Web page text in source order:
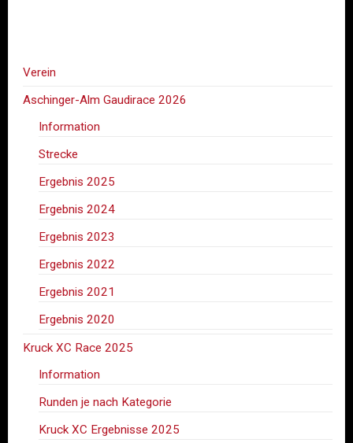
Verein
Aschinger-Alm Gaudirace 2026
Information
Strecke
Ergebnis 2025
Ergebnis 2024
Ergebnis 2023
Ergebnis 2022
Ergebnis 2021
Ergebnis 2020
Kruck XC Race 2025
Information
Runden je nach Kategorie
Kruck XC Ergebnisse 2025